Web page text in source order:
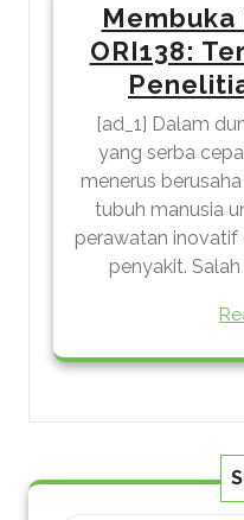
ORI138:
[ad_1] Dalam
yang serba
menerus
tubuh manusia
perawatan
penyakit.